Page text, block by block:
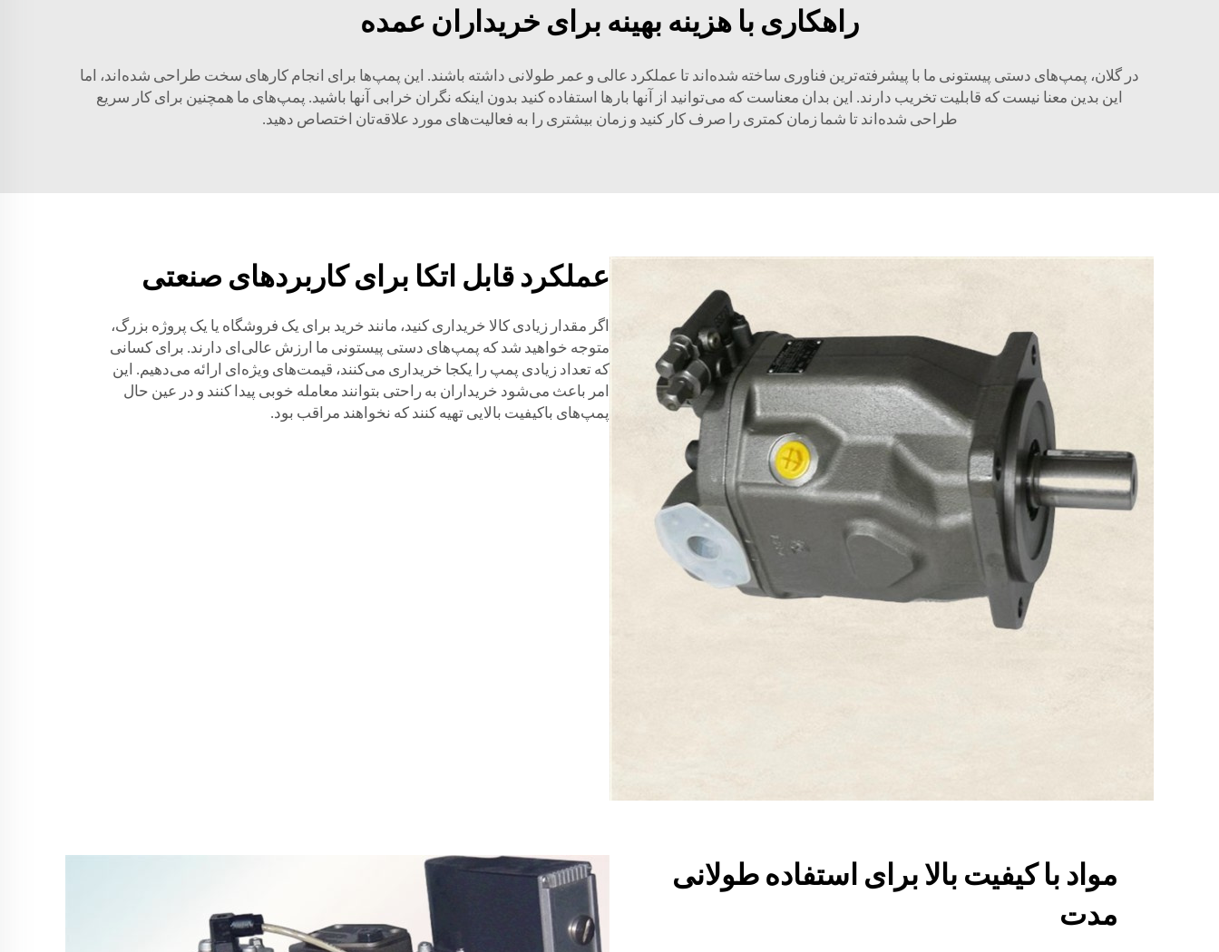
راهکاری با هزینه بهینه برای خریداران عمده
در گلان، پمپ‌های دستی پیستونی ما با پیشرفته‌ترین فناوری ساخته شده‌اند تا عملکرد عالی و عمر طولانی داشته باشند. این پمپ‌ها برای انجام کارهای سخت طراحی شده‌اند، اما
این بدین معنا نیست که قابلیت تخریب دارند. این بدان معناست که می‌توانید از آنها بارها استفاده کنید بدون اینکه نگران خرابی آنها باشید. پمپ‌های ما همچنین برای کار سریع
طراحی شده‌اند تا شما زمان کمتری را صرف کار کنید و زمان بیشتری را به فعالیت‌های مورد علاقه‌تان اختصاص دهید.
عملکرد قابل اتکا برای کاربردهای صنعتی
اگر مقدار زیادی کالا خریداری کنید، مانند خرید برای یک فروشگاه یا یک پروژه بزرگ،
متوجه خواهید شد که پمپ‌های دستی پیستونی ما ارزش عالی‌ای دارند. برای کسانی
که تعداد زیادی پمپ را یکجا خریداری می‌کنند، قیمت‌های ویژه‌ای ارائه می‌دهیم. این
امر باعث می‌شود خریداران به راحتی بتوانند معامله خوبی پیدا کنند و در عین حال
پمپ‌های باکیفیت بالایی تهیه کنند که نخواهند مراقب بود.
مواد با کیفیت بالا برای استفاده طولانی
مدت